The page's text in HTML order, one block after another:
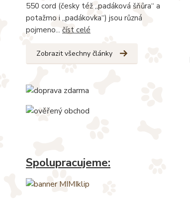
550 cord (česky též „padáková šňůra“ a
potažmo i „padákovka“) jsou různá
pojmeno... číst celé
Zobrazit všechny články
Spolupracujeme: